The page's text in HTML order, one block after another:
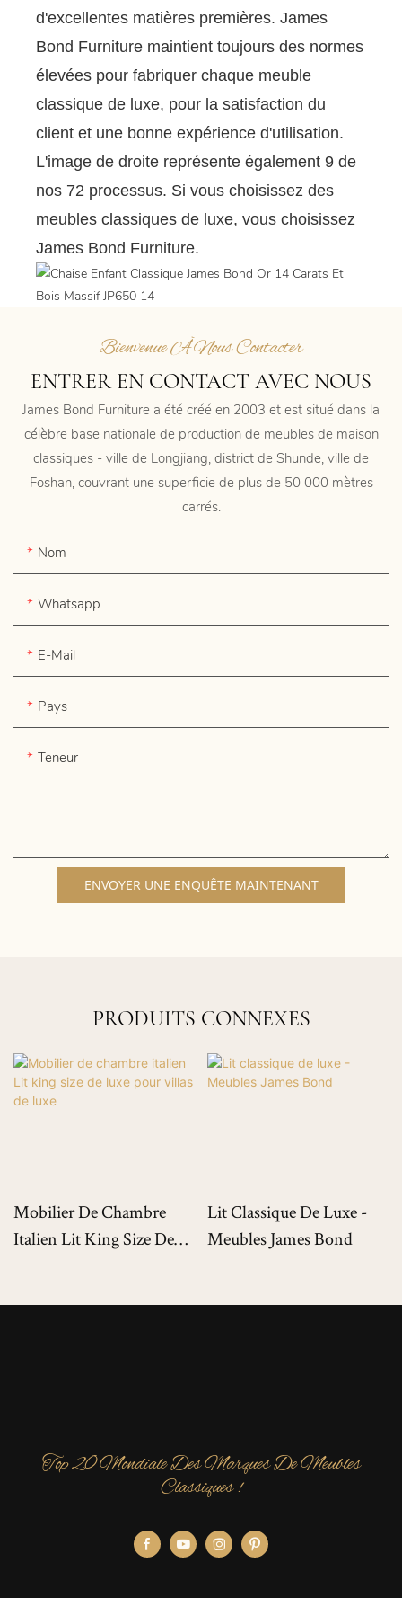
d'excellentes matières premières. James
Bond Furniture maintient toujours des normes
élevées pour fabriquer chaque meuble
classique de luxe, pour la satisfaction du
client et une bonne expérience d'utilisation.
L'image de droite représente également 9 de
nos 72 processus. Si vous choisissez des
meubles classiques de luxe, vous choisissez
James Bond Furniture.
Bienvenue À Nous Contacter
ENTRER EN CONTACT AVEC NOUS
James Bond Furniture a été créé en 2003 et est situé dans la
célèbre base nationale de production de meubles de maison
classiques - ville de Longjiang, district de Shunde, ville de
Foshan, couvrant une superficie de plus de 50 000 mètres
carrés.
Nom
Whatsapp
E-Mail
Pays
Teneur
ENVOYER UNE ENQUÊTE MAINTENANT
PRODUITS CONNEXES
Mobilier De Chambre
Italien Lit King Size De
Lit Classique De Luxe -
Meubles James Bond
Top 20 Mondiale Des Marques De Meubles
Classiques !